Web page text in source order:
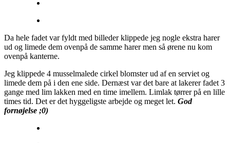
Da hele fadet var fyldt med billeder klippede jeg nogle ekstra harer
ud og limede dem ovenpå de samme harer men så ørene nu kom
ovenpå kanterne.
Jeg klippede 4 musselmalede cirkel blomster ud af en serviet og
limede dem på i den ene side. Dernæst var det bare at lakerer fadet 3
gange med lim lakken med en time imellem. Limlak tørrer på en lille
times tid. Det er det hyggeligste arbejde og meget let. God
fornøjelse ;0)